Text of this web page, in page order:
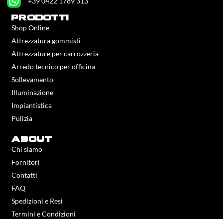
prodotti
Shop Online
Attrezzatura gommisti
Attrezzature per carrozzeria
Arredo tecnico per officina
Sollevamento
Illuminazione
Impiantistica
Pulizia
about
Chi siamo
Fornitori
Contatti
FAQ
Spedizioni e Resi
Termini e Condizioni